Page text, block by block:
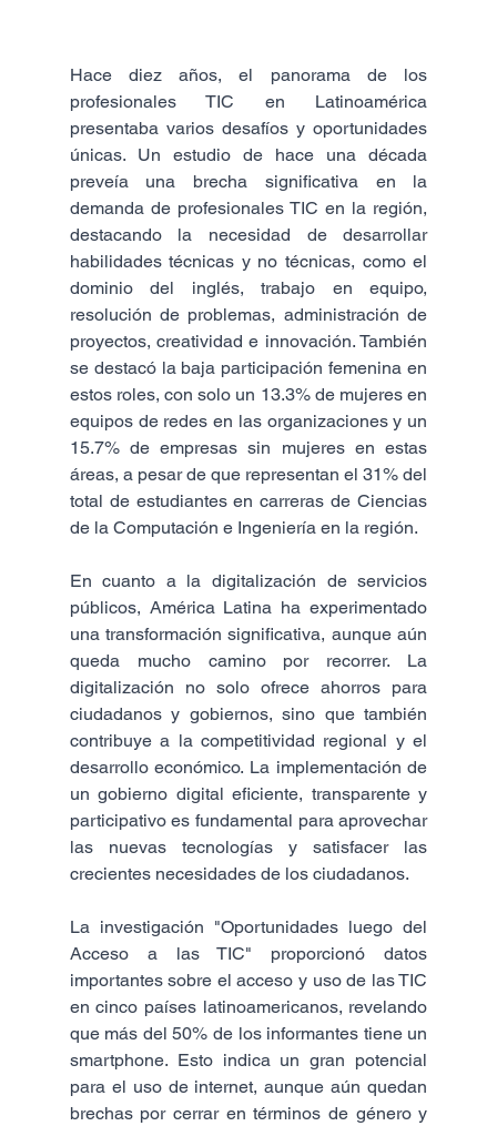
Hace diez años, el panorama de los
profesionales TIC en Latinoamérica
presentaba varios desafíos y oportunidades
únicas. Un estudio de hace una década
preveía una brecha significativa en la
demanda de profesionales TIC en la región,
destacando la necesidad de desarrollar
habilidades técnicas y no técnicas, como el
dominio del inglés, trabajo en equipo,
resolución de problemas, administración de
proyectos, creatividad e innovación. También
se destacó la baja participación femenina en
estos roles, con solo un 13.3% de mujeres en
equipos de redes en las organizaciones y un
15.7% de empresas sin mujeres en estas
áreas, a pesar de que representan el 31% del
total de estudiantes en carreras de Ciencias
de la Computación e Ingeniería en la región​.
En cuanto a la digitalización de servicios
públicos, América Latina ha experimentado
una transformación significativa, aunque aún
queda mucho camino por recorrer. La
digitalización no solo ofrece ahorros para
ciudadanos y gobiernos, sino que también
contribuye a la competitividad regional y el
desarrollo económico. La implementación de
un gobierno digital eficiente, transparente y
participativo es fundamental para aprovechar
las nuevas tecnologías y satisfacer las
crecientes necesidades de los ciudadanos.
La investigación "Oportunidades luego del
Acceso a las TIC" proporcionó datos
importantes sobre el acceso y uso de las TIC
en cinco países latinoamericanos, revelando
que más del 50% de los informantes tiene un
smartphone. Esto indica un gran potencial
para el uso de internet, aunque aún quedan
brechas por cerrar en términos de género y